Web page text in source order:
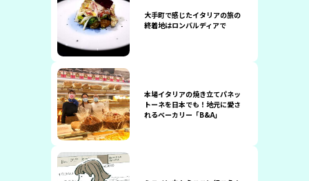
大手町で感じたイタリアの旅の
終着地はロンバルディアで
本場イタリアの焼き立てパネッ
トーネを日本でも！地元に愛さ
れるベーカリー「B&A」